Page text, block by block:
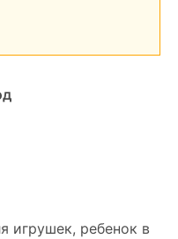
игрушек, ребенок в